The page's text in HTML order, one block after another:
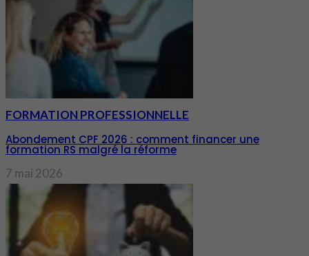
FORMATION PROFESSIONNELLE
Abondement CPF 2026 : comment financer une
formation RS malgré la réforme
7 mai 2026